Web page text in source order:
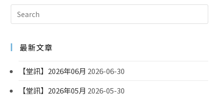
最新文章
【堂訊】2026年06月 2026-06-30
【堂訊】2026年05月 2026-05-30